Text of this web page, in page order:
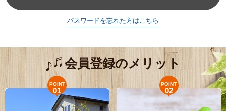
パスワードを忘れた方はこちら
会員登録のメリット
POINT
01
POINT
02